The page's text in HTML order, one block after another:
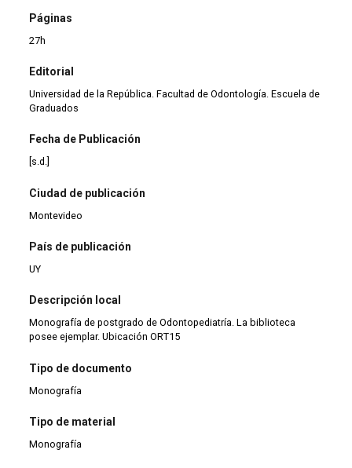
Páginas
27h
Editorial
Universidad de la República. Facultad de Odontología. Escuela de
Graduados
Fecha de Publicación
[s.d.]
Ciudad de publicación
Montevideo
País de publicación
UY
Descripción local
Monografía de postgrado de Odontopediatría. La biblioteca
posee ejemplar. Ubicación ORT15
Tipo de documento
Monografía
Tipo de material
Monografía